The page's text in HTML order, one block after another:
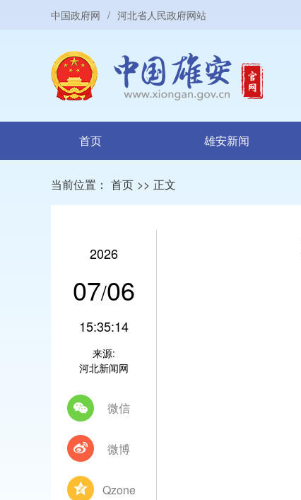
中国政府网 / 河北省人民政府网站
首页 雄安新闻
当前位置： 首页 >> 正文
2026
07/06
15:35:14
来源:
河北新闻网
微信
微博
Qzone